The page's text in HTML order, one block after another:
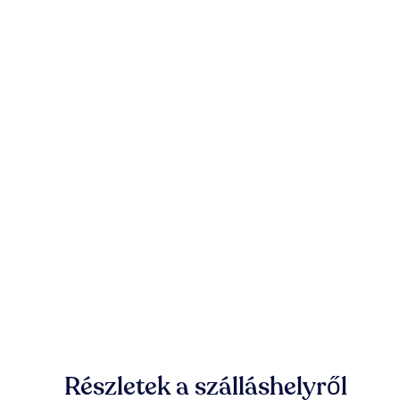
Részletek a szálláshelyről